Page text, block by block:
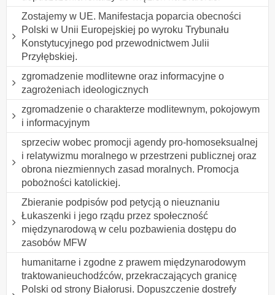
Zostajemy w UE. Manifestacja poparcia obecności
Polski w Unii Europejskiej po wyroku Trybunału
Konstytucyjnego pod przewodnictwem Julii
Przyłębskiej.
zgromadzenie modlitewne oraz informacyjne o
zagrożeniach ideologicznych
zgromadzenie o charakterze modlitewnym, pokojowym
i informacyjnym
sprzeciw wobec promocji agendy pro-homoseksualnej
i relatywizmu moralnego w przestrzeni publicznej oraz
obrona niezmiennych zasad moralnych. Promocja
pobożności katolickiej.
Zbieranie podpisów pod petycją o nieuznaniu
Łukaszenki i jego rządu przez społeczność
międzynarodową w celu pozbawienia dostępu do
zasobów MFW
humanitarne i zgodne z prawem międzynarodowym
traktowanieuchodźców, przekraczających granicę
Polski od strony Białorusi. Dopuszczenie dostrefy